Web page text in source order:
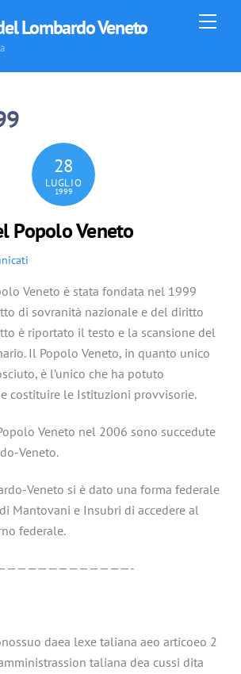
Lombardo Veneto
28
LUGLIO
1999
Popolo Veneto
Veneto è stata fondata nel 1999
di sovranità nazionale e del diritto
è riportato il testo e la scansione del
Il Popolo Veneto, in quanto unico
è l’unico che ha potuto
costituire le Istituzioni provvisorie.
Veneto nel 2006 sono succedute
Veneto.
Veneto si è dato una forma federale
Mantovani e Insubri di accedere al
federale.
daea lexe taliana aeo articoeo 2
taliana dea cussi dita